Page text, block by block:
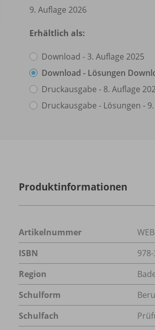
9. Auflage 2026
Erhältlich als:
Download - 3. Auflage 2025
Download - Lösungen
Druckausgabe - 8. Auflage
Druckausgabe - Lösungen -
Produktinformationen
Artikelnummer
ISBN
Region
Schulform
Schulfach